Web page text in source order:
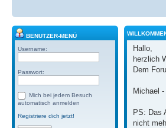
BENUTZER-MENÜ
Username:
Passwort:
Mich bei jedem Besuch
automatisch anmelden
Registriere dich jetzt!
Hallo,
herzlich
Dem
Michael
PS: Das
nicht